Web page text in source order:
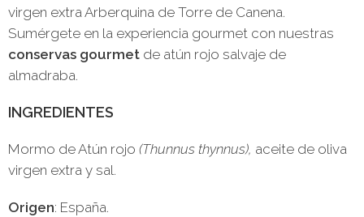
virgen extra Arberquina de Torre de Canena.
Sumérgete en la experiencia gourmet con nuestras
conservas gourmet de atún rojo salvaje de
almadraba.
INGREDIENTES
Mormo de Atún rojo (Thunnus thynnus), aceite de oliva
virgen extra y sal.
Origen: España.